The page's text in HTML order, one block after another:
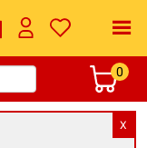
0
X